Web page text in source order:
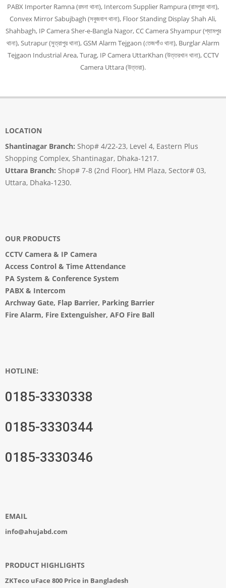
PABX Importer Ramna (রমনা থানা), Intercom Supplier Rampura (রামপুরা থানা),
Convex Mirror Sabujbagh (সবুজবাগ থানা), Floor Standing Display Shah Ali,
Shahbagh, IP Camera Sher-e-Bangla Nagor, CC Camera Shyampur (শ্যামপুর
থানা), Sutrapur (সুত্রাপুর থানা), GSM Alarm Tejgaon (তেজগাঁও থানা), Burglar Alarm
Tejgaon Industrial Area, Turag, IP Camera UttarKhan (উত্তরখান থানা), CCTV
Camera Uttara (উত্তরা).
LOCATION
Shantinagar Branch: Shop# 4/22-23, Level 4, Eastern Plus
Shopping Complex, Shantinagar, Dhaka-1217.
Uttara Branch: Shop# 7-8 (2nd Floor), HM Plaza, Sector# 03,
Uttara, Dhaka-1230.
OUR PRODUCTS
CCTV Camera & IP Camera
Access Control & Time Attendance
PA System & Conference System
PABX & Intercom
Archway Gate, Flap Barrier, Parking Barrier
Fire Alarm, Fire Extenguisher, AFO Fire Ball
HOTLINE:
0185-3330338
0185-3330344
0185-3330346
EMAIL
info@ahujabd.com
PRODUCT HIGHLIGHTS
ZKTeco uFace 800 Price in Bangladesh